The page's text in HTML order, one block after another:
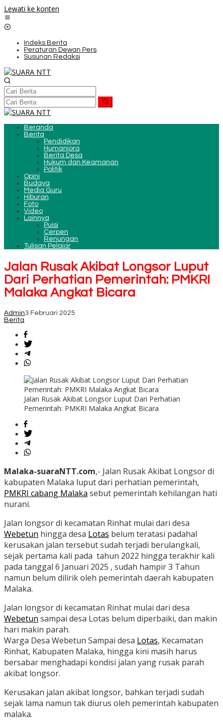
Lewati ke konten
Indeks Berita
Peraturan Dewan Pers
Susunan Redaksi
Beranda
Berita
Pendidikan
Humaniora
Berita Desa
Hukum dan Keamanan
Politik
Opini
Budaya
Media Guru
Hiburan
Foto
Video
Lainnya
Puisi
Cerpen
Renungan
Tulisan Pelajar
Jalan Rusak Akibat Longsor Luput
Dari Perhatian Pemerintah: PMKRI
Malaka Angkat Bicara
Admin3 Februari 2025
Berita
Jalan Rusak Akibat Longsor Luput Dari Perhatian
Pemerintah: PMKRI Malaka Angkat Bicara
Malaka-suaraNTT.com,- Jalan Rusak Akibat Longsor di
kabupaten Malaka luput dari perhatian pemerintah,
PMKRI cabang Malaka sebut pemerintah kehilangan hati
nurani.
Jalan longsor di kecamatan Rinhat mulai dari desa
Webetun hingga desa Lotas belum teratasi padahal
kerusakan jalan tersebut sudah terjadi berulangkali,
sejak pertama kali pada tahun 2022 hingga terakhir kali
pada tanggal 6 Januari 2025 , sudah hampir 3 Tahun
namun belum dilirik oleh pemerintah daerah kabupaten
Malaka.
Jalan longsor di kecamatan Rinhat mulai dari desa
Webetun sampai desa Lotas belum diperbaiki, dan makin
hari makin parah.
Warga Desa Webetun Sampai desa Lotas, Kecamatan
Rinhat, Kabupaten Malaka, hingga kini masih harus
bersabar menghadapi kondisi jalan yang rusak parah
akibat longsor.
Kerusakan jalan akibat longsor, bahkan terjadi sudah
sejak lama namun tak diurus oleh pemerintah kabupaten
malaka.